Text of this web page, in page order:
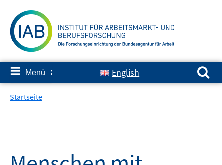
zum
Inhalt
≡ Menü ✘ English
Suchen nach:
Startseite